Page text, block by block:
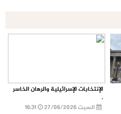
الإنتخابات الإسرائيلية والرهان الخاسر
.
السبت 27/06/2026
16:31